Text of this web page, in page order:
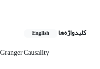
کلیدواژه‌ها English
Granger Causality